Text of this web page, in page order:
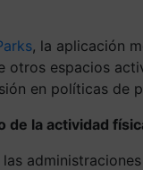
, la aplicación
espacios
en políticas de
de la actividad